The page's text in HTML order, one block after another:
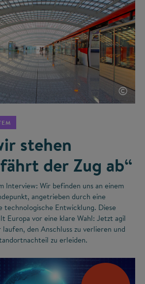
©
stehen
der Zug ab“
Interview: Wir befinden uns an einem
angetrieben durch eine
technologische Entwicklung. Diese
Europa vor eine klare Wahl: Jetzt agil
den Anschluss zu verlieren und
zu erleiden.